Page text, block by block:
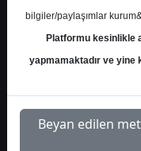
11 1
Çarşamba, 03 Aralık 2025
bilgiler/paylaşımlar
Platformu kesinlikle
yapmamaktadır ve yine
Beyan edilen metni